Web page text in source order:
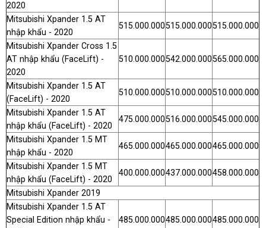
2020
Mitsubishi Xpander 1.5 AT
nhập khẩu - 2020
515.000.000515.000.000515.000.000
Mitsubishi Xpander Cross 1.5
AT nhập khẩu (FaceLift) -
2020
510.000.000542.000.000565.000.000
Mitsubishi Xpander 1.5 AT
(FaceLift) - 2020
510.000.000510.000.000510.000.000
Mitsubishi Xpander 1.5 AT
nhập khẩu (FaceLift) - 2020
475.000.000516.000.000545.000.000
Mitsubishi Xpander 1.5 MT
nhập khẩu - 2020
465.000.000465.000.000465.000.000
Mitsubishi Xpander 1.5 MT
nhập khẩu (FaceLift) - 2020
400.000.000437.000.000458.000.000
Mitsubishi Xpander 2019
Mitsubishi Xpander 1.5 AT
Special Edition nhập khẩu -
485.000.000485.000.000485.000.000